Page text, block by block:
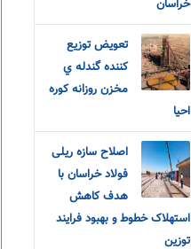
خراسان
تعويض توزيع
کننده گندله ي
مخزن روزانه کوره
احيا
اصلاح سازه ریلی
فولاد خراسان با
هدف کاهش
استهلاک خطوط و بهبود فرایند
توزین